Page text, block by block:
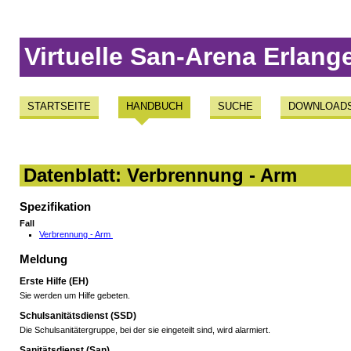
Virtuelle San-Arena
STARTSEITE HANDBUCH SUCHE
Datenblatt: Verbrennung - Arm
Spezifikation
Fall
Verbrennung - Arm
Meldung
Erste Hilfe (EH)
Sie werden um Hilfe gebeten.
Schulsanitätsdienst (SSD)
Die Schulsanitätergruppe, bei der sie eingeteilt sind, wird alarmiert.